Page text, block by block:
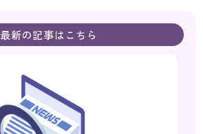
最新の記事はこちら